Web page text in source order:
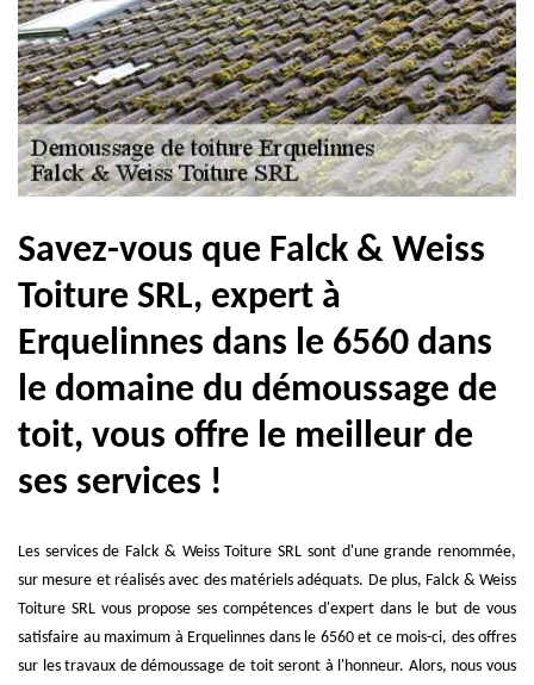
Savez-vous que Falck & Weiss
Toiture SRL, expert à
Erquelinnes dans le 6560 dans
le domaine du démoussage de
toit, vous offre le meilleur de
ses services !
Les services de Falck & Weiss Toiture SRL sont d'une grande renommée,
sur mesure et réalisés avec des matériels adéquats. De plus, Falck & Weiss
Toiture SRL vous propose ses compétences d'expert dans le but de vous
satisfaire au maximum à Erquelinnes dans le 6560 et ce mois-ci, des offres
sur les travaux de démoussage de toit seront à l'honneur. Alors, nous vous